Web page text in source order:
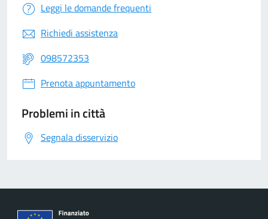
Leggi le domande frequenti
Richiedi assistenza
098572353
Prenota appuntamento
Problemi in città
Segnala disservizio